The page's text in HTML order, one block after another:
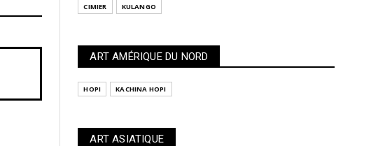
CIMIER
KULANGO
ART AMÉRIQUE DU NORD
HOPI KACHINA HOPI
ART ASIATIQUE